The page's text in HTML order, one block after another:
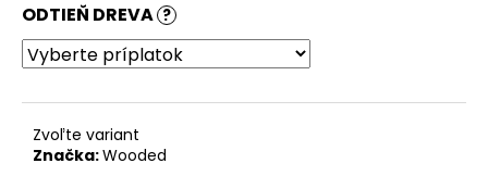
ODTIEŇ DREVA ?
Zvoľte variant
Značka:Wooded